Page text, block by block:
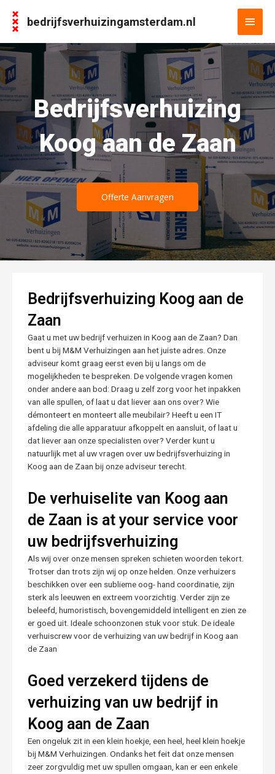
bedrijfsverhuizingamsterdam.nl
Bedrijfsverhuizing
Koog aan de Zaan
Offerte Aanvragen
Bedrijfsverhuizing Koog aan de
Zaan
Gaat u met uw bedrijf verhuizen in Koog aan de Zaan? Dan
bent u bij M&M Verhuizingen aan het juiste adres. Onze
adviseur komt graag eerst even bij u langs om de
mogelijkheden te bespreken. De volgende vragen komen
onder andere aan bod: Draag u zelf zorg voor het inpakken
van alle spullen, of laat u dat liever aan ons over? Wie
démonteert en monteert alle meubilair? Heeft u een IT
afdeling die alle apparatuur afkoppelt en aansluit, of laat u
dat liever aan onze specialisten over? Verder kunt u
natuurlijk met al uw vragen over uw bedrijfsverhuizing in
Koog aan de Zaan bij onze adviseur terecht.
De verhuiselite van Koog aan
de Zaan is at your service voor
uw bedrijfsverhuizing
Als wij over onze mensen spreken schieten woorden tekort.
Trotser dan trots zijn wij op onze helden. Onze verhuizers
beschikken over een sublieme oog- hand coordinatie, zijn
sterk als leeuwen en extreem voorzichtig. Verder zijn ze
beleefd, humoristisch, bovengemiddeld intelligent en zien ze
er goed uit. Ideale schoonzonen stuk voor stuk. De ideale
verhuiscrew voor de verhuizing van uw bedrijf in Koog aan
de Zaan
Goed verzekerd tijdens de
verhuizing van uw bedrijf in
Koog aan de Zaan
Een ongeluk zit in een klein hoekje, een heel, heel klein hoekje
bij M&M Verhuizingen. Ondanks het feit dat onze mensen
zeer zorgvuldig met uw spullen omgaan, kan er een enkele